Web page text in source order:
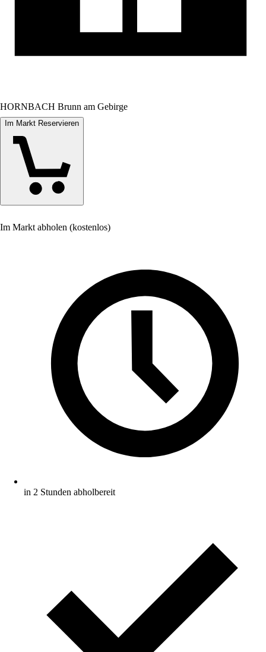
HORNBACH Brunn am Gebirge
Im Markt Reservieren
Im Markt abholen (kostenlos)
in 2 Stunden abholbereit